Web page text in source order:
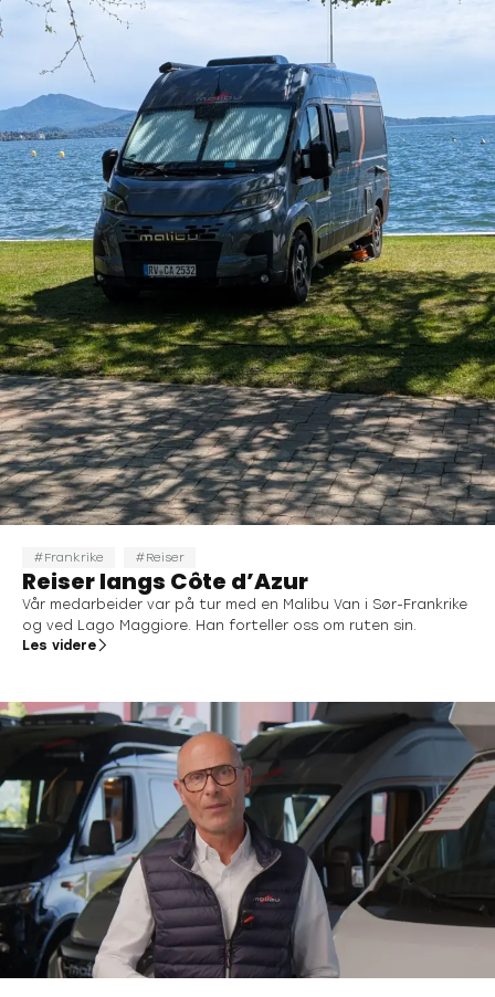
Frankrike Reiser
Reiser langs Côte d’Azur
Vår medarbeider var på tur med en Malibu Van i Sør-Frankrike
og ved Lago Maggiore. Han forteller oss om ruten sin.
Les videre